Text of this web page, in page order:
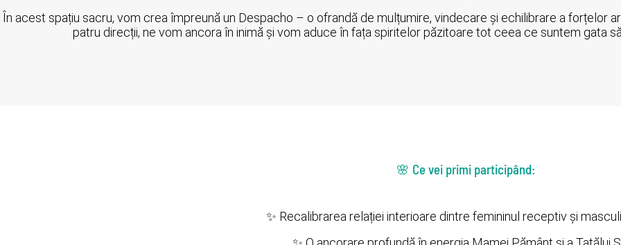
În acest spațiu sacru, vom crea împreună un Despacho – o ofrandă de mulțumire, vindecare și echilibrare a forțelor
patru direcții, ne vom ancora în inimă și vom aduce în fața spiritelor păzitoare tot ceea ce suntem gata
🌸 Ce vei primi participând:
✨ Recalibrarea relației interioare dintre femininul receptiv și